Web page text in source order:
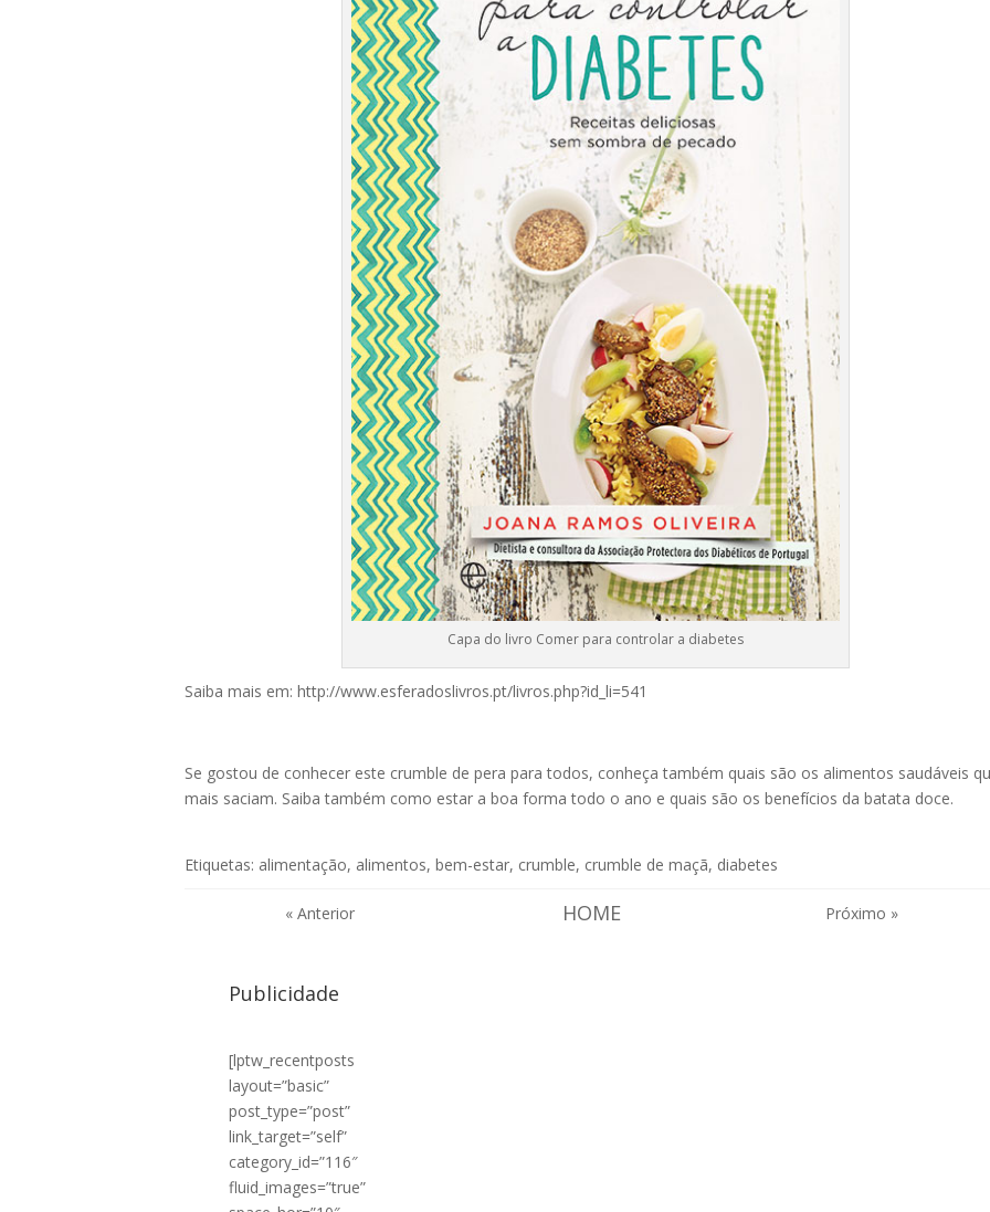
Capa do livro Comer para controlar a diabetes
Saiba mais em:http://www.esferadoslivros.pt/livros.php?id_li=541
Se gostou de conhecer este crumble de pera para todos, conheça também quais são os alimentos saudáveis
mais saciam. Saiba também como estar aboa forma todo o ano e quais são os benefícios dabatata doce.
Etiquetas: alimentação, alimentos,bem-estar, crumble, crumble de maçã, diabetes
« Anterior HOME Próximo »
Publicidade
[lptw_recentposts
layout=”basic”
post_type=”post”
link_target=”self”
category_id=”116″
fluid_images=”true”